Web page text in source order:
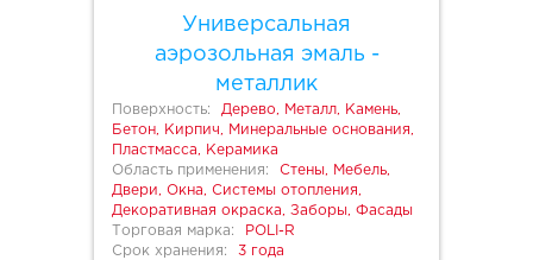
Универсальная
аэрозольная эмаль -
металлик
Поверхность:
Дерево, Металл, Камень,
Бетон, Кирпич, Минеральные основания,
Пластмасса, Керамика
Область применения:
Стены, Мебель,
Двери, Окна, Системы отопления,
Декоративная окраска, Заборы, Фасады
Торговая марка:
POLI-R
Срок хранения:
3 года